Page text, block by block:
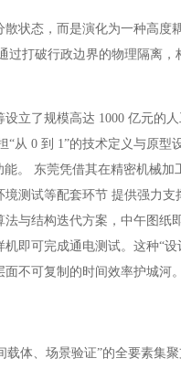
散状态，而是演化为一种高
过打破行政边界的物理隔离，
立了规模高达 1000 亿元的
从 0 到 1”的技术定义与原型
。 东莞凭借其在精密机械加
测试等配套环节 提供强力支
与结构迭代方案，中午图纸
即可完成通电测试。这种“
不可复制的时间效率护城河。
体、场景验证”的全要素集